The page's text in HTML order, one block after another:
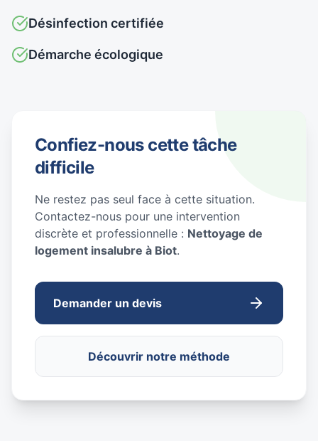
Désinfection certifiée
Démarche écologique
Confiez-nous cette tâche
difficile
Ne restez pas seul face à cette situation.
Contactez-nous pour une intervention
discrète et professionnelle : Nettoyage de
logement insalubre à Biot.
Demander un devis
Découvrir notre méthode